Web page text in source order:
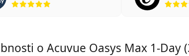
o Acuvue Oasys Max 1-Day